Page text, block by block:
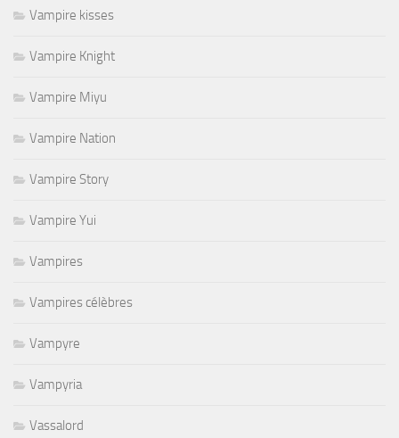
Vampire kisses
Vampire Knight
Vampire Miyu
Vampire Nation
Vampire Story
Vampire Yui
Vampires
Vampires célèbres
Vampyre
Vampyria
Vassalord